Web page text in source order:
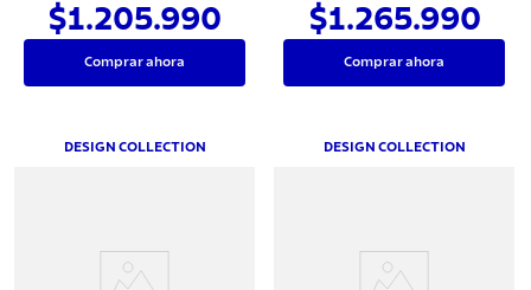
$1.205.990
Comprar ahora
$1.265.990
Comprar ahora
DESIGN COLLECTION DESIGN COLLECTION